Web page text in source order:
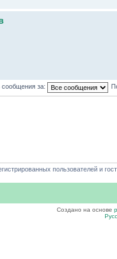
сообщения за:
пользователей и
Создано на основе